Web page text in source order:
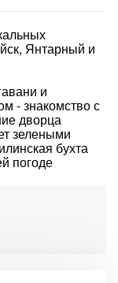
Янтарный и
и
- знакомство с
дворца
зелеными
бухта
погоде